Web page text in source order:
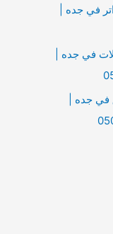
في جده |
في جده |
في جده |